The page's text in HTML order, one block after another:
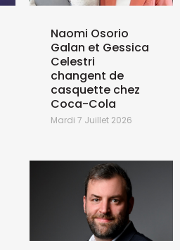
Naomi Osorio
Galan et Gessica
Celestri
changent de
casquette chez
Coca-Cola
Mardi 7 Juillet 2026